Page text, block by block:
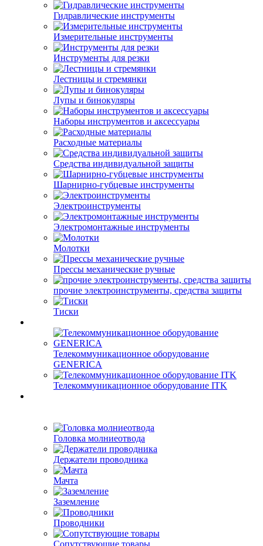
Гидравлические инструменты
Измерительные инструменты
Инструменты для резки
Лестницы и стремянки
Лупы и бинокуляры
Наборы инструментов и аксессуары
Расходные материалы
Средства индивидуальной защиты
Шарнирно-губцевые инструменты
Электроинструменты
Электромонтажные инструменты
Молотки
Прессы механические ручные
прочие электроинструменты, средства защиты
Тиски
Телекоммуникационное оборудование
GENERICA
Телекоммуникационное оборудование ITK
Головка молниеотвода
Держатели проводника
Мачта
Заземление
Проводники
Сопутствующие товары